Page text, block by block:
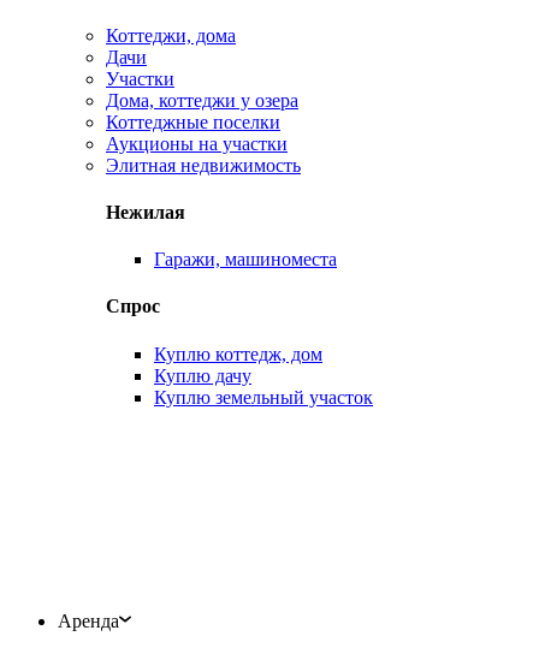
Коттеджи, дома
Дачи
Участки
Дома, коттеджи у озера
Коттеджные поселки
Аукционы на участки
Элитная недвижимость
Нежилая
Гаражи, машиноместа
Спрос
Куплю коттедж, дом
Куплю дачу
Куплю земельный участок
Аренда